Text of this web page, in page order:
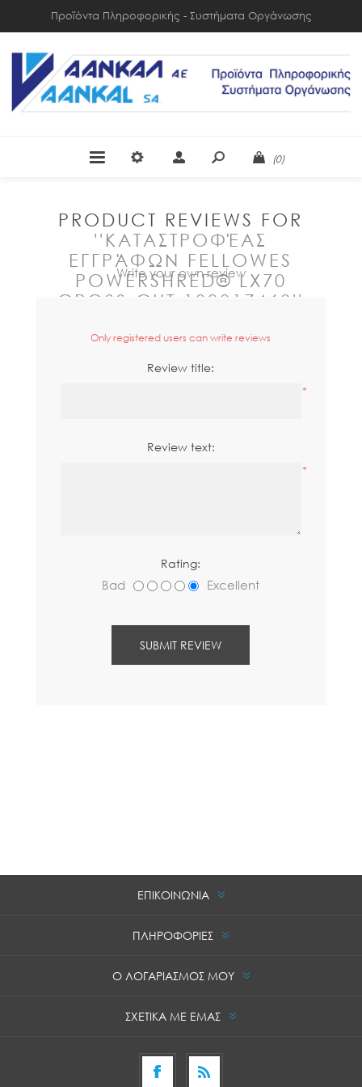
Προϊόντα Πληροφορικής - Συστήματα Οργάνωσης
(0)
PRODUCT REVIEWS FOR
ΚΑΤΑΣΤΡΟΦΈΑΣ
ΕΓΓΡΆΦΩΝ FELLOWES
POWERSHRED® LX70
CROSS-CUT 100017468
Write your own review
Only registered users can write reviews
Review title:
*
Review text:
*
Rating:
Bad Excellent
ΕΠΙΚΟΙΝΩΝΙΑ
ΠΛΗΡΟΦΟΡΙΕΣ
Ο ΛΟΓΑΡΙΑΣΜΟΣ ΜΟΥ
ΣΧΕΤΙΚΑ ΜΕ ΕΜΑΣ